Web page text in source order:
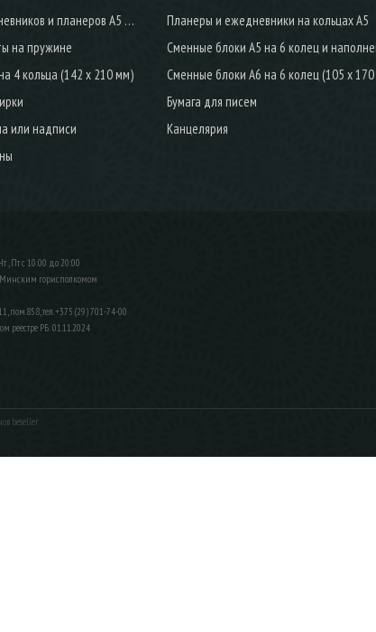
Конструктор ежедневников и планеров А5 на 6 колец
Планеры и ежедневники на кольцах А5
на пружине
4 кольца (142 х 210 мм)
Сменные блоки А6 на 6 колец (105 х
Бумага для писем
или надписи
Канцелярия
, Пт c 10:00 до 20:00
Минским горисполкомом
пом.858, тел. +375 (29) 701-74-00
реестре РБ: 01.11.2024
beseller